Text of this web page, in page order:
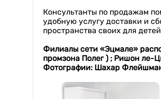
Консультанты по продажам
удобную услугу доставки и
пространства своих для
Филиалы сети «Эцмале»
промзона Полег ) ; Ришон ле-
Фотографии: Шахар